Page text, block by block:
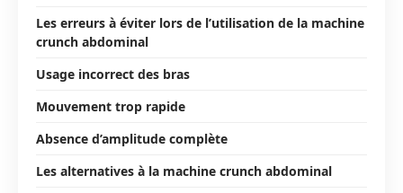
Les erreurs à éviter lors de l’utilisation de la machine
crunch abdominal
Usage incorrect des bras
Mouvement trop rapide
Absence d’amplitude complète
Les alternatives à la machine crunch abdominal